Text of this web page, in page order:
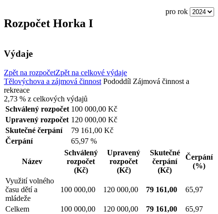
pro rok
Rozpočet Horka I
Výdaje
Zpět na rozpočetZpět na celkové výdaje
Tělovýchova a zájmová činnost Pododdíl Zájmová činnost a
rekreace
2,73 % z celkových výdajů
Schválený rozpočet 100 000,00 Kč
Upravený rozpočet 120 000,00 Kč
Skutečné čerpání
79 161,00 Kč
Čerpání
65,97 %
Název
Schválený
rozpočet
(Kč)
Upravený
rozpočet
(Kč)
Skutečné
čerpání
(Kč)
Čerpání
(%)
Využití volného
času dětí a
mládeže
100 000,00 120 000,00 79 161,00 65,97
Celkem 100 000,00 120 000,00 79 161,00
65,97